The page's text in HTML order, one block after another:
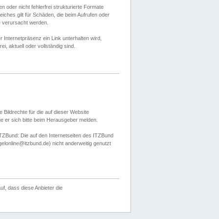
oder nicht fehlerfrei strukturierte Formate
gilt für Schäden, die beim Aufrufen oder
verursacht werden.
Internetpräsenz ein Link unterhalten wird,
aktuell oder vollständig sind.
Bildrechte für die auf dieser Website
er sich bitte beim Herausgeber melden.
Die auf den Internetseiten des ITZBund
nicht anderweitig genutzt
dass diese Anbieter die